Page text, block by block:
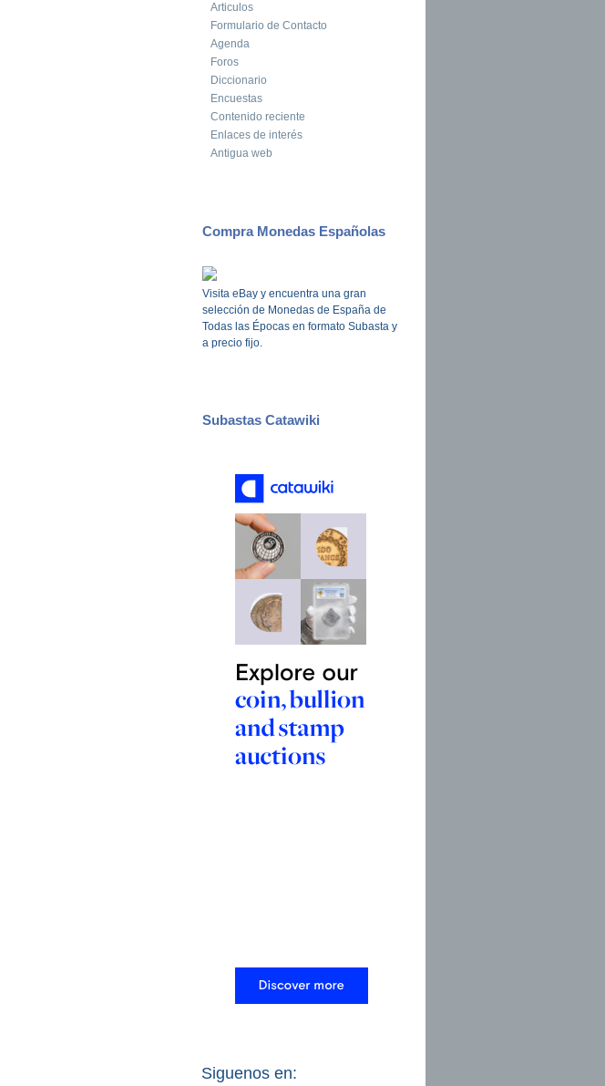
Articulos
Formulario de Contacto
Agenda
Foros
Diccionario
Encuestas
Contenido reciente
Enlaces de interés
Antigua web
Compra Monedas Españolas
Visita eBay y encuentra una gran
selección de Monedas de España de
Todas las Épocas en formato Subasta y
a precio fijo.
Subastas Catawiki
Siguenos en: